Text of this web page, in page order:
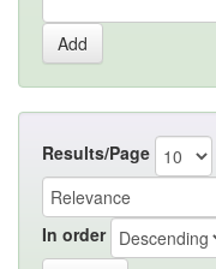
Results/Page
In order